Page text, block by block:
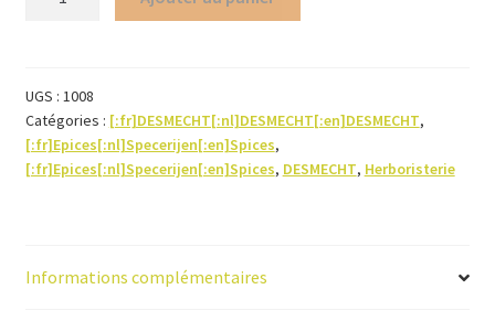
(graine)
UGS : 1008
Catégories : [:fr]DESMECHT[:nl]DESMECHT[:en]DESMECHT,
[:fr]Epices[:nl]Specerijen[:en]Spices,
[:fr]Epices[:nl]Specerijen[:en]Spices, DESMECHT, Herboristerie
Informations complémentaires